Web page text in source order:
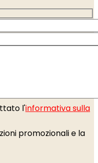
l'informativa sulla
promozionali e la